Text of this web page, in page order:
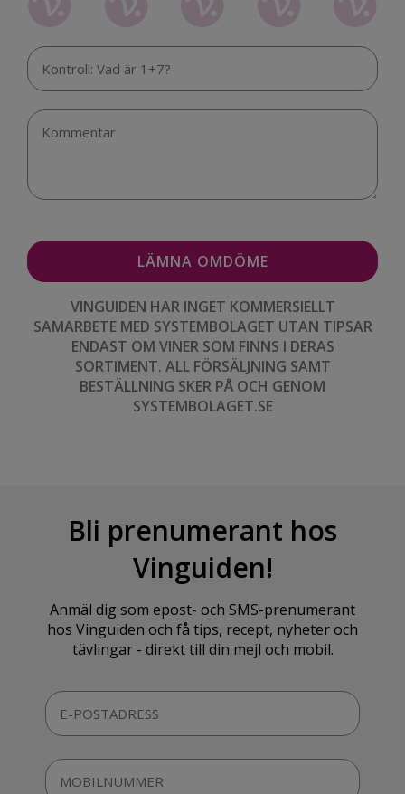
VINGUIDEN HAR INGET KOMMERSIELLT
SAMARBETE MED SYSTEMBOLAGET UTAN TIPSAR
ENDAST OM VINER SOM FINNS I DERAS
SORTIMENT. ALL FÖRSÄLJNING SAMT
BESTÄLLNING SKER PÅ OCH GENOM
SYSTEMBOLAGET.SE
Bli prenumerant hos
Vinguiden!
Anmäl dig som epost- och SMS-prenumerant
hos Vinguiden och få tips, recept, nyheter och
tävlingar - direkt till din mejl och mobil.